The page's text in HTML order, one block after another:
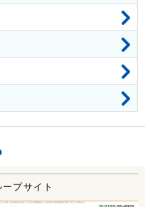
プサイト